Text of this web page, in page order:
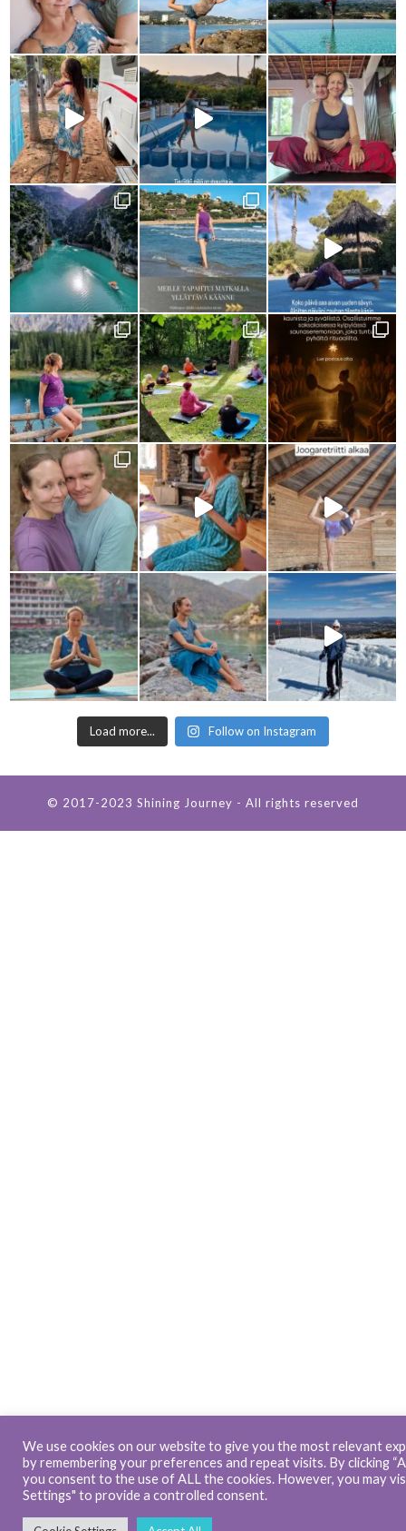
Load more... Follow on Instagram
© 2017-2023 Shining Journey - All rights reserved
We use cookies on our website to give you the most relevant
by remembering your preferences and repeat visits. By clicking
you consent to the use of ALL the cookies. However, you may
Settings" to provide a controlled consent.